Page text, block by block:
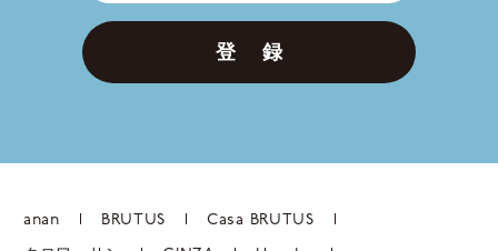
登 録
anan BRUTUS Casa BRUTUS